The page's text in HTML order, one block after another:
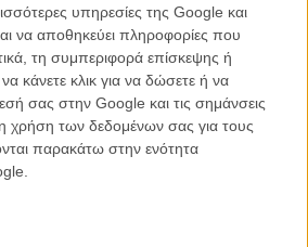
υπηρεσίες της Google και
να αποθηκεύει πληροφορίες που
τη συμπεριφορά επίσκεψης ή
κάνετε κλικ για να δώσετε ή να
σας στην Google και τις σημάνσεις
χρήση των δεδομένων σας για τους
παρακάτω στην ενότητα
/ Flix Team